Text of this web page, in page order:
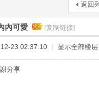
返回
內可愛 [复制链接]
23 02:37:10 | 显示全部楼层
分享